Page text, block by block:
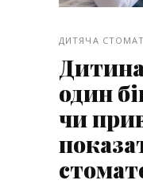
ДИТЯЧА
один
чи